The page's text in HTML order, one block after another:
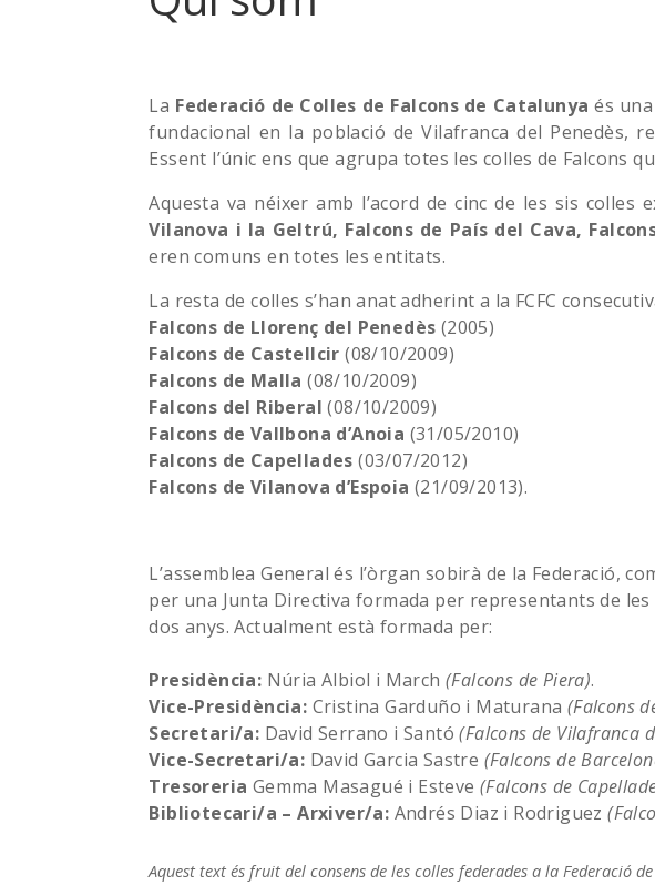
La Federació de Colles de Falcons de Catalunya és
fundacional en la població de Vilafranca del Penedès,
Essent l’únic ens que agrupa totes les colles de Falcons
Aquesta va néixer amb l’acord de cinc de les sis colles
Vilanova i la Geltrú, Falcons de País del Cava,
eren comuns en totes les entitats.
La resta de colles s’han anat adherint a la FCFC
Falcons de Llorenç del Penedès (2005)
Falcons de Castellcir (08/10/2009)
Falcons de Malla (08/10/2009)
Falcons del Riberal (08/10/2009)
Falcons de Vallbona d’Anoia (31/05/2010)
Falcons de Capellades (03/07/2012)
Falcons de Vilanova d’Espoia (21/09/2013).
L’assemblea General és l’òrgan sobirà de la Federació,
per una Junta Directiva formada per representants de
dos anys. Actualment està formada per:
Presidència: Núria Albiol i March(Falcons de Piera).
Vice-Presidència: Cristina Garduño i Maturana (Falcons
Secretari/a: David Serrano i Santó(Falcons de Vilafranca
Vice-Secretari/a: David Garcia Sastre (Falcons de
Tresoreria Gemma Masagué i Esteve(Falcons de
Bibliotecari/a – Arxiver/a: Andrés Diaz i Rodriguez
Aquest text és fruit del consens de les colles federades a la Federació